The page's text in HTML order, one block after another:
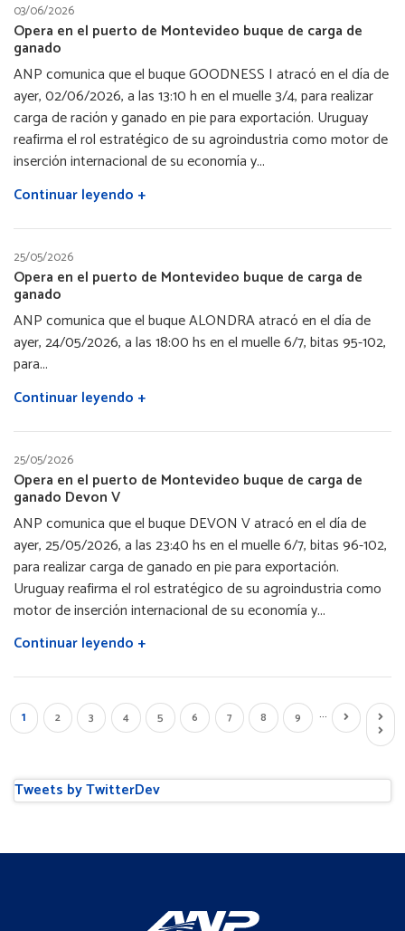
03/06/2026
Opera en el puerto de Montevideo buque de carga de
ganado
ANP comunica que el buque GOODNESS I atracó en el día de
ayer, 02/06/2026, a las 13:10 h en el muelle 3/4, para realizar
carga de ración y ganado en pie para exportación. Uruguay
reafirma el rol estratégico de su agroindustria como motor de
inserción internacional de su economía y...
Continuar leyendo +
25/05/2026
Opera en el puerto de Montevideo buque de carga de
ganado
ANP comunica que el buque ALONDRA atracó en el día de
ayer, 24/05/2026, a las 18:00 hs en el muelle 6/7, bitas 95-102,
para...
Continuar leyendo +
25/05/2026
Opera en el puerto de Montevideo buque de carga de
ganado Devon V
ANP comunica que el buque DEVON V atracó en el día de
ayer, 25/05/2026, a las 23:40 hs en el muelle 6/7, bitas 96-102,
para realizar carga de ganado en pie para exportación.
Uruguay reafirma el rol estratégico de su agroindustria como
motor de inserción internacional de su economía y...
Continuar leyendo +
Página
actual
1 Page
2 Page
3 Page
4 Page
5 Page
6 Page
7 Page
8 Page
9 … Siguiente
página
Tweets by TwitterDev